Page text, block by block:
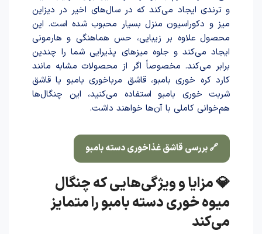
و ترندی ایجاد می‌کند که در سال‌های اخیر در دیزاین
میز و دکوراسیون منزل بسیار محبوب شده است. این
محصول علاوه بر زیبایی، حس هماهنگی و هارمونی
ایجاد می‌کند و جلوه میزهای پذیرایی شما را چندین
برابر می‌کند. مخصوصاً اگر از محصولات مشابه مانند
کارد کره خوری بامبو، قاشق مرباخوری بامبو یا قاشق
شربت خوری بامبو استفاده می‌کنید، این چنگال‌ها
هم‌خوانی کاملی با آن‌ها خواهند داشت.
🔗 بررسی قاشق غذاخوری دسته بامبو
💎 مزایا و ویژگی‌هایی که چنگال
میوه خوری دسته بامبو را متمایز
می‌کند